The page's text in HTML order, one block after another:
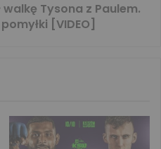
Tysona z Paulem.
[VIDEO]